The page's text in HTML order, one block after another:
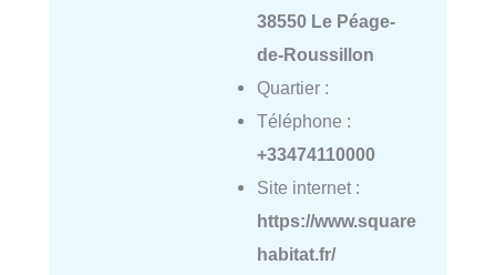
38550 Le Péage-
de-Roussillon
Quartier :
Téléphone :
+33474110000
Site internet :
https://www.square
habitat.fr/